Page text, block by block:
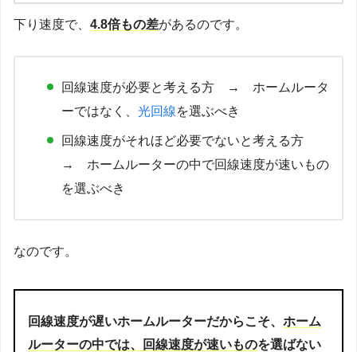
下り速度で、 4.8倍もの差があるのです。
回線速度が必要と考える方 → ホームルータ
ーではなく、 光回線を選ぶべき
回線速度がそれほど必要でないと考える方
→ ホームルーターの中で回線速度が速いもの
を選ぶべき
なのです。
回線速度が遅いホームルーターだからこそ、 ホーム
ルーターの中では、回線速度が速いものを選ばない